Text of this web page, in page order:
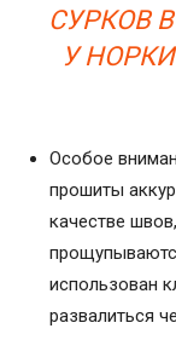
СУРКОВ
У
Особое
прошиты
качестве
использован
развалиться